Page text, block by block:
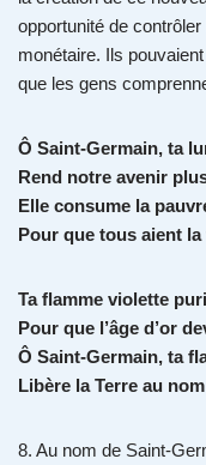
opportunité de
monétaire. Ils
que les gens
Ô Saint-Germain, ta
Rend notre avenir
Elle consume la
Pour que tous aient
Ta flamme violette
Pour que l’âge d’or
Ô Saint-Germain, ta
Libère la Terre au
8. Au nom de Saint-